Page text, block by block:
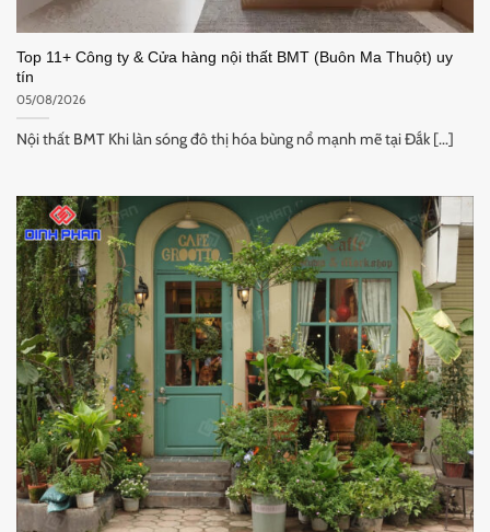
Top 11+ Công ty & Cửa hàng nội thất BMT (Buôn Ma Thuột) uy
tín
05/08/2026
Nội thất BMT Khi làn sóng đô thị hóa bùng nổ mạnh mẽ tại Đắk [...]